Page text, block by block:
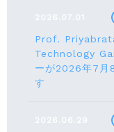
2026.07.01
Prof.
Technology
ーが2026年7月
す
2026.06.29